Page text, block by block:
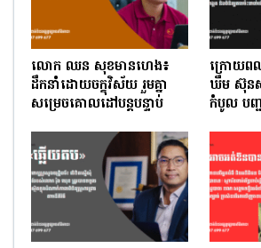
លោក ឈន សុខមានហេង៖
ដឹកនាំដោយចក្ខុវិស័យ រួមគ្នា
សម្រេចគោលដៅបន្តបន្ទាប់
ក្រោយពល
ឃឹម ស៊ុន
កំបូល បញ្